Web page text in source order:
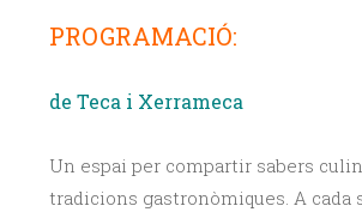
PROGRAMACIÓ:
de Teca i Xerrameca
Un espai per compartir sabers
tradicions gastronòmiques. A cada